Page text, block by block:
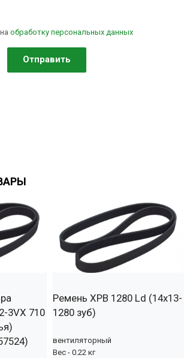
обработку персональных данных
3VX 710
Ремень XPB 1280 Ld (14х13-
1280 зуб)
вентиляторный
Вес - 0.22 кг